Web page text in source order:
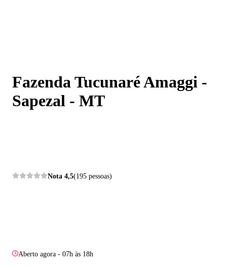
Fazenda Tucunaré Amaggi -
Sapezal - MT
Nota 4,5(195 pessoas)
Aberto agora - 07h às 18h